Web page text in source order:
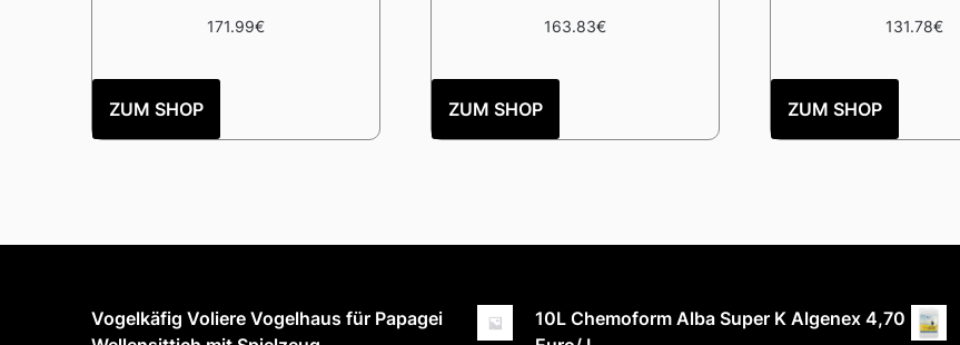
171.99€
ZUM SHOP
163.83€
ZUM SHOP
131.78€
ZUM SHOP
Vogelkäfig Voliere Vogelhaus für Papagei
10L Chemoform Alba Super K Algenex 4,70